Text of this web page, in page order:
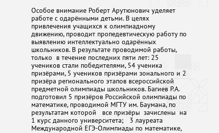
Особое внимание Роберт Арутюнович уделяет
работе с одарёнными детьми. В целях
привлечения учащихся к олимпиадному
движению, проводит пропедевтическую работу по
выявлению интеллектуально одарённых
школьников. В результате проводимой работы,
только в течение последних пяти лет: 25
учеников стали победителями, 54 ученика
призёрами, 5 учеников призёрами зонального и 2
призёра регионального этапов всероссийской
предметной олимпиады школьников. Багиев Р.А.
подготовил 5 призёров Российской олимпиады по
математике, проводимой МГТУ им. Баумана, по
результатам которой все призёры зачислены на
1 курс данного университета; 3 лауреата
Международной ЕГЭ-Олимпиады по математике,